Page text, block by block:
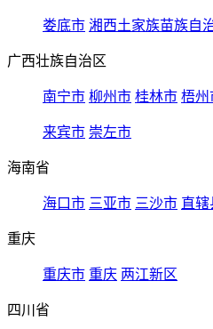
娄底市 湘西土家族苗族自
广西壮族自治区
南宁市 柳州市 桂林市 梧州
来宾市 崇左市
海南省
海口市 三亚市 三沙市 直辖
重庆
重庆市 重庆 两江新区
四川省